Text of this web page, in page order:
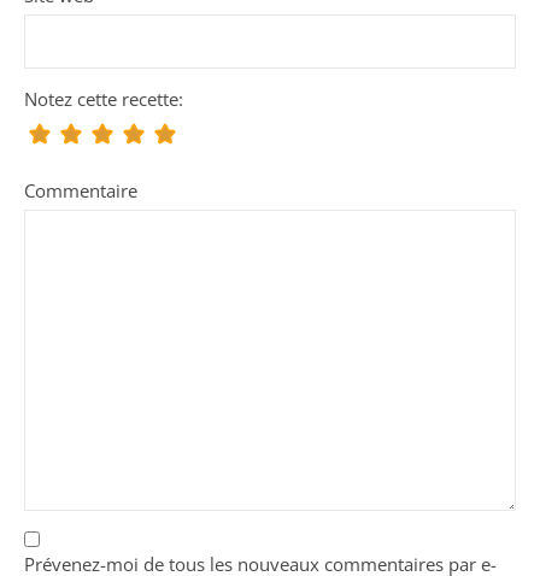
Notez cette recette:
Commentaire
Prévenez-moi de tous les nouveaux commentaires par e-